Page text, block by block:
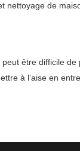
nettoyage de
être difficile de
à l’aise en